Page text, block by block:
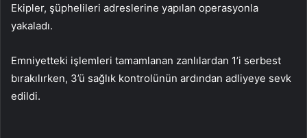
Ekipler, şüphelileri adreslerine yapılan operasyonla
yakaladı.
Emniyetteki işlemleri tamamlanan zanlılardan 1’i serbest
bırakılırken, 3’ü sağlık kontrolünün ardından adliyeye sevk
edildi.